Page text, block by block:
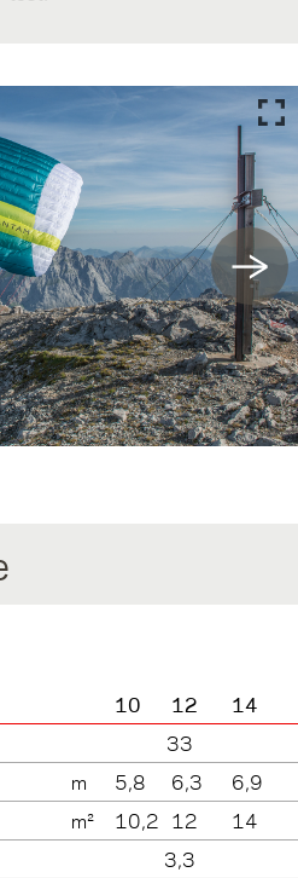
→
10 12
14
33
m 5,8 6,3
6,9
m² 10,2 12
14
3,3